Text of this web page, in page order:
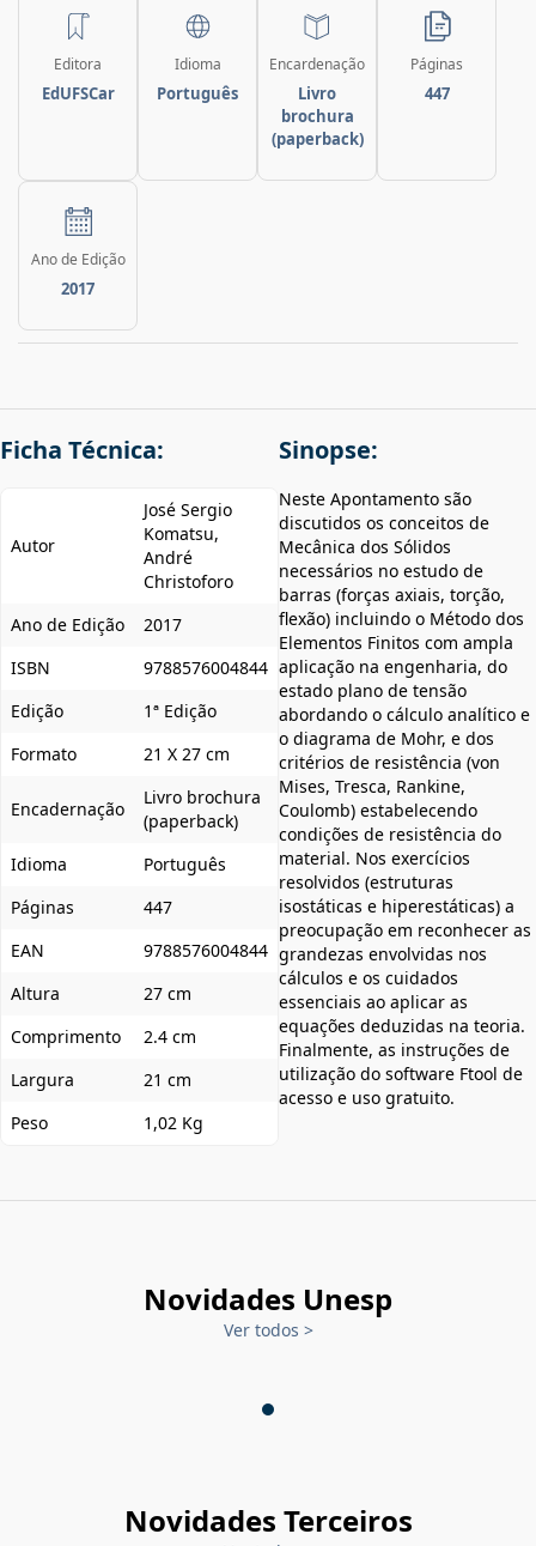
Editora
EdUFSCar
Idioma
Português
Encardenação
Livro
brochura
(paperback)
Páginas
447
Ano de Edição
2017
Ficha Técnica:
Autor
José Sergio
Komatsu,
André
Christoforo
Ano de Edição
2017
ISBN
9788576004844
Edição
1ª Edição
Formato
21 X 27 cm
Encadernação
Livro brochura
(paperback)
Idioma
Português
Páginas
447
EAN
9788576004844
Altura
27 cm
Comprimento
2.4 cm
Largura
21 cm
Peso
1,02 Kg
Sinopse:
Neste Apontamento são
discutidos os conceitos de
Mecânica dos Sólidos
necessários no estudo de
barras (forças axiais, torção,
flexão) incluindo o Método dos
Elementos Finitos com ampla
aplicação na engenharia, do
estado plano de tensão
abordando o cálculo analítico e
o diagrama de Mohr, e dos
critérios de resistência (von
Mises, Tresca, Rankine,
Coulomb) estabelecendo
condições de resistência do
material. Nos exercícios
resolvidos (estruturas
isostáticas e hiperestáticas) a
preocupação em reconhecer as
grandezas envolvidas nos
cálculos e os cuidados
essenciais ao aplicar as
equações deduzidas na teoria.
Finalmente, as instruções de
utilização do software Ftool de
acesso e uso gratuito.
Novidades Unesp
Ver todos >
Novidades Terceiros